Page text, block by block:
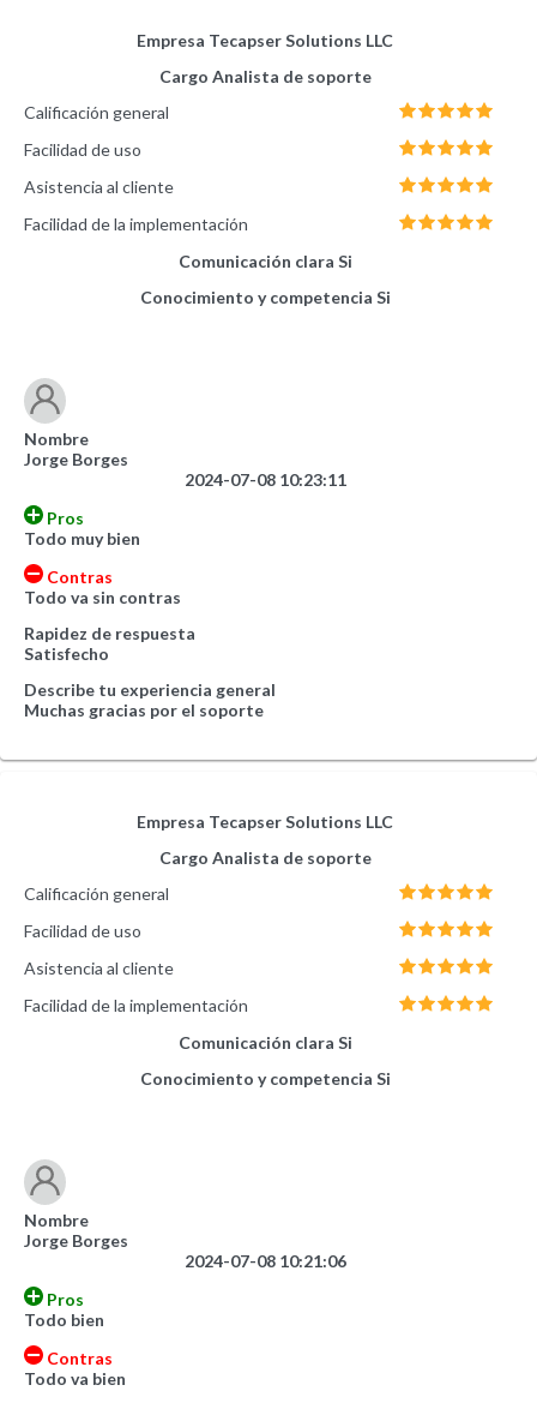
Empresa Tecapser Solutions LLC
Cargo Analista de soporte
Calificación general
Facilidad de uso
Asistencia al cliente
Facilidad de la implementación
Comunicación clara Si
Conocimiento y competencia Si
Nombre
Jorge Borges
2024-07-08 10:23:11
Pros
Todo muy bien
Contras
Todo va sin contras
Rapidez de respuesta
Satisfecho
Describe tu experiencia general
Muchas gracias por el soporte
Empresa Tecapser Solutions LLC
Cargo Analista de soporte
Calificación general
Facilidad de uso
Asistencia al cliente
Facilidad de la implementación
Comunicación clara Si
Conocimiento y competencia Si
Nombre
Jorge Borges
2024-07-08 10:21:06
Pros
Todo bien
Contras
Todo va bien